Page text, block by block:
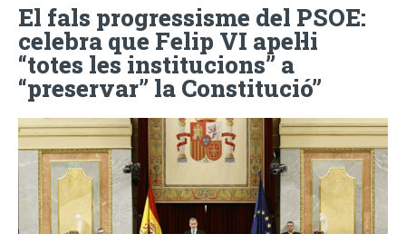
El fals progressisme del PSOE:
celebra que Felip VI apel·li
“totes les institucions” a
“preservar” la Constitució”